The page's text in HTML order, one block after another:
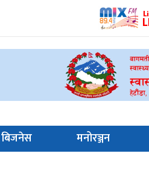
बिजनेस मनोरञ्जन